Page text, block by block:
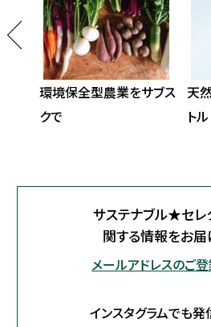
環境保全型農業をサブス
クで
天
トル
サステナブル★セレ
関する情報をお届
メールアドレスのご
インスタグラムでも発